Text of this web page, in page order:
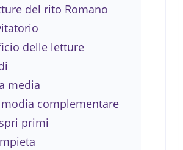
del rito Romano
delle letture
media
complementare
primi